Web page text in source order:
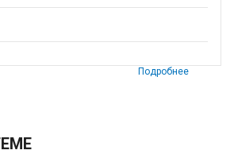
Подробнее